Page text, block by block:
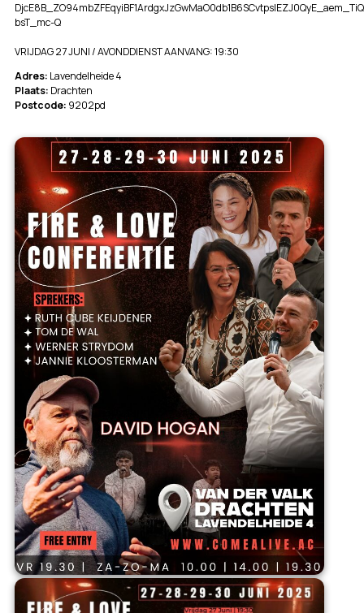
bsT_mc-Q
VRIJDAG 27 JUNI / AVONDDIENST AANVANG: 19:30
Adres: Lavendelheide 4
Plaats: Drachten
Postcode: 9202pd